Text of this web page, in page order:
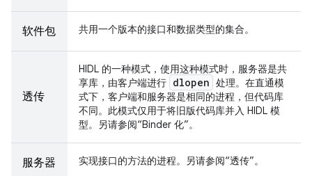
软件包 共用一个版本的接口和数据类型的集合。
透传
HIDL 的一种模式，使用这种模式时，服务器是共
享库，由客户端进行 dlopen 处理。在直通模
式下，客户端和服务器是相同的进程，但代码库
不同。此模式仅用于将旧版代码库并入 HIDL 模
型。另请参阅“Binder 化”。
服务器 实现接口的方法的进程。另请参阅“透传”。